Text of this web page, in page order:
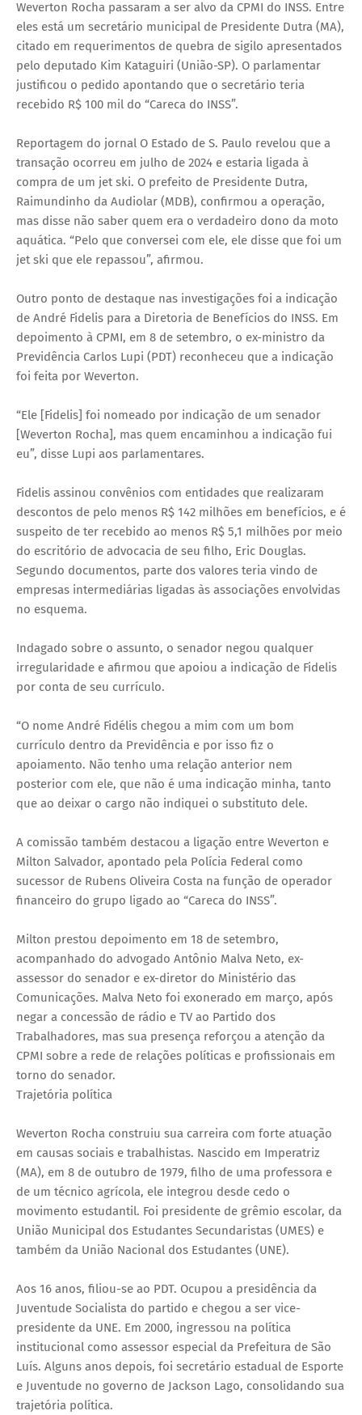
Weverton Rocha passaram a ser alvo da CPMI do INSS. Entre
eles está um secretário municipal de Presidente Dutra (MA),
citado em requerimentos de quebra de sigilo apresentados
pelo deputado Kim Kataguiri (União-SP). O parlamentar
justificou o pedido apontando que o secretário teria
recebido R$ 100 mil do “Careca do INSS”.
Reportagem do jornal O Estado de S. Paulo revelou que a
transação ocorreu em julho de 2024 e estaria ligada à
compra de um jet ski. O prefeito de Presidente Dutra,
Raimundinho da Audiolar (MDB), confirmou a operação,
mas disse não saber quem era o verdadeiro dono da moto
aquática. “Pelo que conversei com ele, ele disse que foi um
jet ski que ele repassou”, afirmou.
Outro ponto de destaque nas investigações foi a indicação
de André Fidelis para a Diretoria de Benefícios do INSS. Em
depoimento à CPMI, em 8 de setembro, o ex-ministro da
Previdência Carlos Lupi (PDT) reconheceu que a indicação
foi feita por Weverton.
“Ele [Fidelis] foi nomeado por indicação de um senador
[Weverton Rocha], mas quem encaminhou a indicação fui
eu”, disse Lupi aos parlamentares.
Fidelis assinou convênios com entidades que realizaram
descontos de pelo menos R$ 142 milhões em benefícios, e é
suspeito de ter recebido ao menos R$ 5,1 milhões por meio
do escritório de advocacia de seu filho, Eric Douglas.
Segundo documentos, parte dos valores teria vindo de
empresas intermediárias ligadas às associações envolvidas
no esquema.
Indagado sobre o assunto, o senador negou qualquer
irregularidade e afirmou que apoiou a indicação de Fidelis
por conta de seu currículo.
“O nome André Fidélis chegou a mim com um bom
currículo dentro da Previdência e por isso fiz o
apoiamento. Não tenho uma relação anterior nem
posterior com ele, que não é uma indicação minha, tanto
que ao deixar o cargo não indiquei o substituto dele.
A comissão também destacou a ligação entre Weverton e
Milton Salvador, apontado pela Polícia Federal como
sucessor de Rubens Oliveira Costa na função de operador
financeiro do grupo ligado ao “Careca do INSS”.
Milton prestou depoimento em 18 de setembro,
acompanhado do advogado Antônio Malva Neto, ex-
assessor do senador e ex-diretor do Ministério das
Comunicações. Malva Neto foi exonerado em março, após
negar a concessão de rádio e TV ao Partido dos
Trabalhadores, mas sua presença reforçou a atenção da
CPMI sobre a rede de relações políticas e profissionais em
torno do senador.
Trajetória política
Weverton Rocha construiu sua carreira com forte atuação
em causas sociais e trabalhistas. Nascido em Imperatriz
(MA), em 8 de outubro de 1979, filho de uma professora e
de um técnico agrícola, ele integrou desde cedo o
movimento estudantil. Foi presidente de grêmio escolar, da
União Municipal dos Estudantes Secundaristas (UMES) e
também da União Nacional dos Estudantes (UNE).
Aos 16 anos, filiou-se ao PDT. Ocupou a presidência da
Juventude Socialista do partido e chegou a ser vice-
presidente da UNE. Em 2000, ingressou na política
institucional como assessor especial da Prefeitura de São
Luís. Alguns anos depois, foi secretário estadual de Esporte
e Juventude no governo de Jackson Lago, consolidando sua
trajetória política.